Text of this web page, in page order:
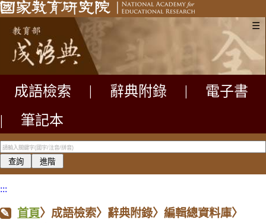
☰
成語檢索 辭典附錄
電子書
|
筆記本
:::
首頁〉成語檢索〉辭典附錄〉編輯總資料庫〉